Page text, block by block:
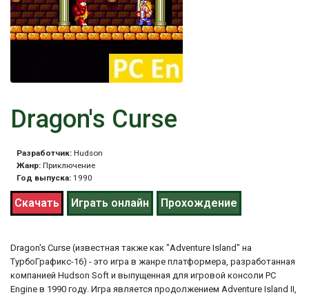
Dragon's Curse
Разработчик: Hudson
Жанр: Приключение
Год выпуска: 1990
Скачать Играть онлайн Прохождение
Dragon's Curse (известная также как "Adventure Island" на
ТурбоГрафикс-16) - это игра в жанре платформера, разработанная
компанией Hudson Soft и выпущенная для игровой консоли PC
Engine в 1990 году. Игра является продолжением Adventure Island II,